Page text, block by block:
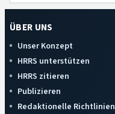
ÜBER UNS
Unser Konzept
HRRS unterstützen
HRRS zitieren
Publizieren
Redaktionelle Richtlinien